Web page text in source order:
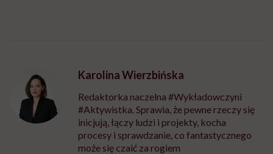
Karolina Wierzbińska
Redaktorka naczelna #Wykładowczyni
#Aktywistka. Sprawia, że pewne rzeczy się
inicjują, łączy ludzi i projekty, kocha
procesy i sprawdzanie, co fantastycznego
może się czaić za rogiem